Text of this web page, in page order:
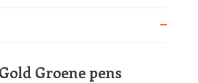
Groene pens